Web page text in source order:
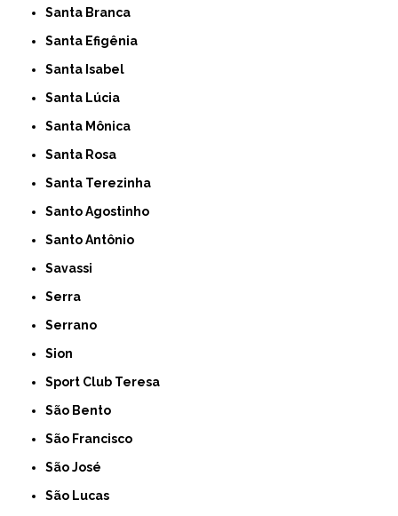
Santa Branca
Santa Efigênia
Santa Isabel
Santa Lúcia
Santa Mônica
Santa Rosa
Santa Terezinha
Santo Agostinho
Santo Antônio
Savassi
Serra
Serrano
Sion
Sport Club Teresa
São Bento
São Francisco
São José
São Lucas